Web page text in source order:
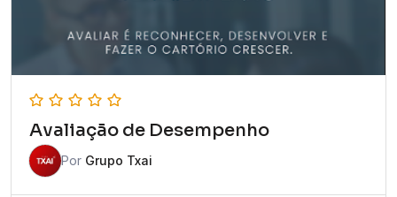
Avaliação de Desempenho
Por Grupo Txai